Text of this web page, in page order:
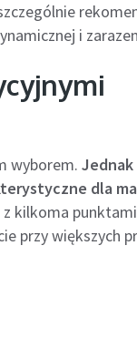
i
wyborem.
dla
kilkoma
przy większych